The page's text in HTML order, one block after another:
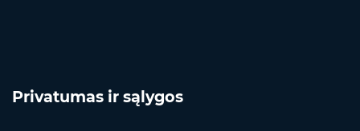
Privatumas ir sąlygos